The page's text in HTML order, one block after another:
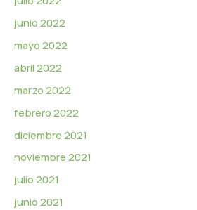
junio 2022
mayo 2022
abril 2022
marzo 2022
febrero 2022
diciembre 2021
noviembre 2021
julio 2021
junio 2021